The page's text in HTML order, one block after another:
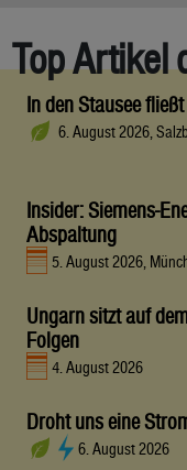
Top Artikel
In den Stausee
6. August 2026,
Insider: Siemens-
Abspaltung
5. August 2026,
Ungarn sitzt auf
Folgen
4. August 2026
Droht uns eine
6. August 2026